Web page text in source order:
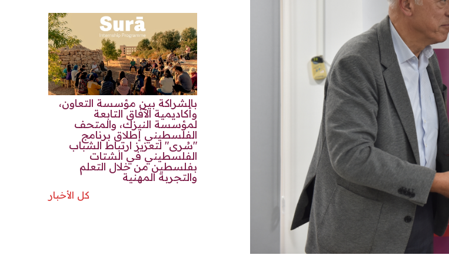
بالشراكة بين مؤسسة التعاون،
وأكاديمية الآفاق التابعة
لمؤسسة النيزك، والمتحف
الفلسطيني إطلاق برنامج
"سُرى" لتعزيز ارتباط الشباب
الفلسطيني في الشتات
بفلسطين من خلال التعلم
والتجربة المهنية
كل الأخبار